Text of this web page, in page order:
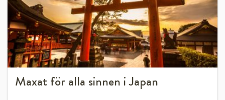
Maxat för alla sinnen i Japan